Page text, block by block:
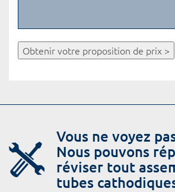
Obtenir votre proposition de prix >
Vous ne voyez
Nous pouvons
réviser tout
tubes